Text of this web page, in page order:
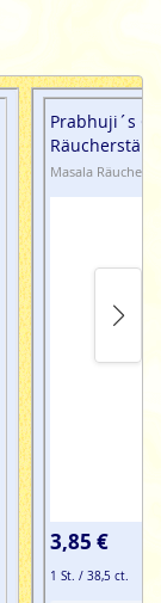
Prabhuji´s
Masala
3,85 €
1 St. / 38,5 ct.